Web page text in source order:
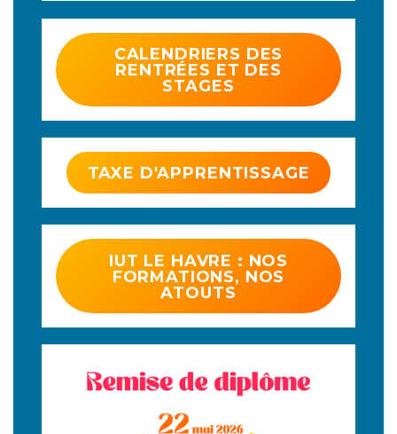
CALENDRIERS DES
RENTRÉES ET DES
STAGES
TAXE D'APPRENTISSAGE
IUT LE HAVRE : NOS
FORMATIONS, NOS
ATOUTS